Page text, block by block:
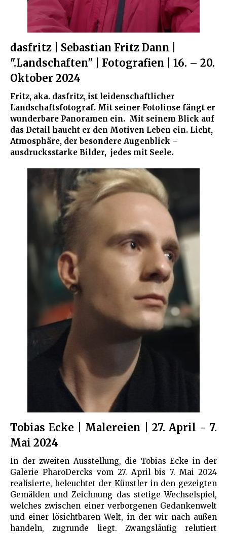
dasfritz | Sebastian Fritz Dann |
".Landschaften" | Fotografien | 16. – 20.
Oktober 2024
Fritz, aka. dasfritz, ist leidenschaftlicher
Landschaftsfotograf. Mit seiner Fotolinse fängt er
wunderbare Panoramen ein. Mit seinem Blick auf
das Detail haucht er den Motiven Leben ein. Licht,
Atmosphäre, der besondere Augenblick –
ausdrucksstarke Bilder, jedes mit Seele.
Tobias Ecke | Malereien | 27. April - 7.
Mai 2024
In der zweiten Ausstellung, die Tobias Ecke in der
Galerie PharoDercks vom 27. April bis 7. Mai 2024
realisierte, beleuchtet der Künstler in den gezeigten
Gemälden und Zeichnung das stetige Wechselspiel,
welches zwischen einer verborgenen Gedankenwelt
und einer lösichtbaren Welt, in der wir nach außen
handeln, zugrunde liegt. Zwangsläufig relutiert